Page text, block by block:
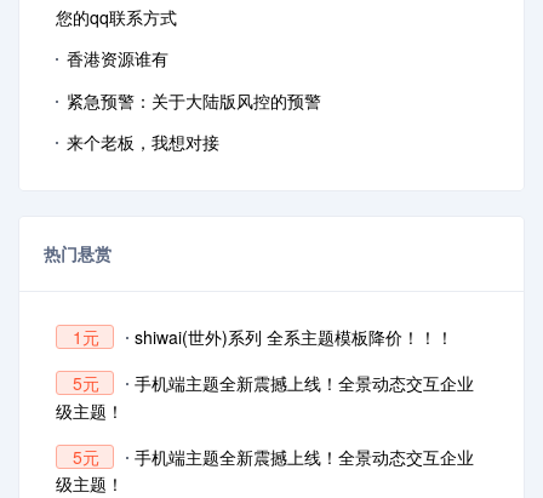
您的qq联系方式
香港资源谁有
紧急预警：关于大陆版风控的预警
来个老板，我想对接
热门悬赏
1元
shiwai(世外)系列 全系主题模板降价！！！
5元
手机端主题全新震撼上线！全景动态交互企业
级主题！
5元
手机端主题全新震撼上线！全景动态交互企业
级主题！